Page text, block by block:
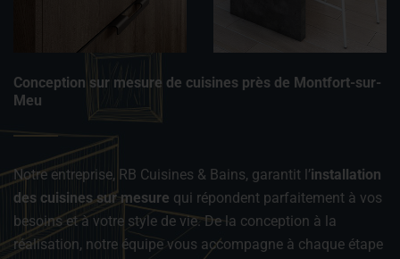
Conception sur mesure de cuisines près de Montfort-sur-
Meu
Notre entreprise, RB Cuisines & Bains, garantit l’installation
des cuisines sur mesure qui répondent parfaitement à vos
besoins et à votre style de vie. De la conception à la
réalisation, notre équipe vous accompagne à chaque étape